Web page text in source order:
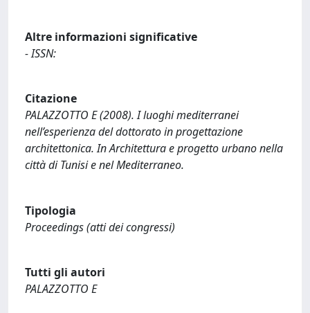
Altre informazioni significative
- ISSN:
Citazione
PALAZZOTTO E (2008). I luoghi mediterranei
nell’esperienza del dottorato in progettazione
architettonica. In Architettura e progetto urbano nella
città di Tunisi e nel Mediterraneo.
Tipologia
Proceedings (atti dei congressi)
Tutti gli autori
PALAZZOTTO E